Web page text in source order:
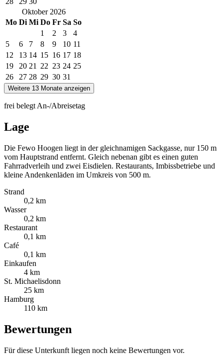
Oktober 2026
Mo Di Mi Do Fr Sa So
1
2 3
4
5
6 7 8 9 10 11
12
13 14 15 16 17 18
19
20 21 22 23 24 25
26
27 28 29 30 31
Weitere 13 Monate anzeigen
frei belegt An-/Abreisetag
Lage
Die Fewo Hoogen liegt in der gleichnamigen Sackgasse, nur 150 m
vom Hauptstrand entfernt. Gleich nebenan gibt es einen guten
Fahrradverleih und zwei Eisdielen. Restaurants, Imbissbetriebe und
kleine Andenkenläden im Umkreis von 500 m.
Strand
0,2 km
Wasser
0,2 km
Restaurant
0,1 km
Café
0,1 km
Einkaufen
4 km
St. Michaelisdonn
25 km
Hamburg
110 km
Bewertungen
Für diese Unterkunft liegen noch keine Bewertungen vor.